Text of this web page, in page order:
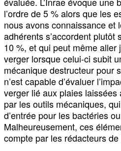
l’ordre de 5 % alors que les
nous avons connaissance et
adhérents s’accordent plutôt
10 %, et qui peut même aller
verger lorsque celui-ci subit
mécanique destructeur pour
n’est capable d’évaluer
verger lié aux plaies
par les outils mécaniques,
d’entrée pour les bactéries
Malheureusement, ces
compte par les rédacteurs de